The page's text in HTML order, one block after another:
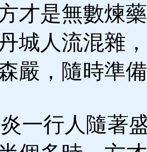
才是無數煉
城人流混雜
嚴，隨時準
一行人隨著